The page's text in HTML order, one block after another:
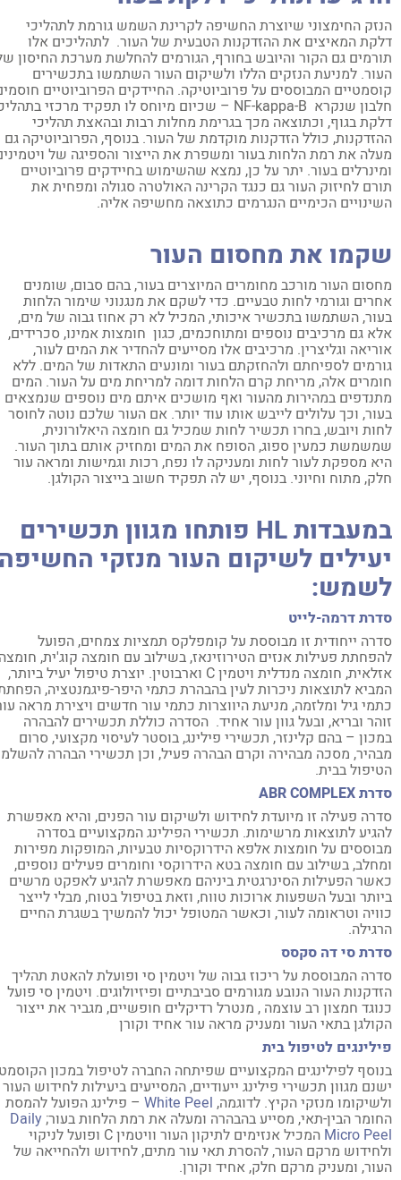
החימצוני שיוצרת החשיפה לקרינת השמש גורמת לתהליכי
המאיצים את ההזדקנות הטבעית של העור. לתהליכים אלו
גם הקור והיובש בחורף, הגורמים להחלשת מערכת החיסון של
למניעת הנזקים הללו ולשיקום העור השתמשו בתכשירים
המבוססים על פרוביוטיקה. החיידקים הפרוביוטיים חוסמים
חלבון שנקרא NF-kappa-B – שכיום מיוחס לו תפקיד מרכזי בתהליכי
בגוף, וכתוצאה מכך בגרימת מחלות רבות ובהאצת תהליכי
כולל הזדקנות מוקדמת של העור. בנוסף, הפרוביוטיקה גם
את רמת הלחות בעור ומשפרת את הייצור והספיגה של ויטמינים
בעור. יתר על כן, נמצא שהשימוש בחיידקים פרוביוטיים
לחיזוק העור גם כנגד הקרינה האולטרה סגולה ומפחית את
הכימיים הנגרמים כתוצאה מחשיפה אליה.
את מחסום העור
העור מורכב מחומרים המיוצרים בעור, בהם סבום, שומנים
וגורמי לחות טבעיים. כדי לשקם את מנגנוני שימור הלחות
השתמשו בתכשיר איכותי, המכיל לא רק אחוז גבוה של מים,
גם מרכיבים נוספים ומתוחכמים, כגון חומצות אמינו, סכרידים,
וגליצרין. מרכיבים אלו מסייעים להחדיר את המים לעור,
לספיחתם ולהחזקתם בעור ומונעים התאדות של המים. ללא
אלה, מריחת קרם הלחות דומה למריחת מים על העור. המים
במהירות מהעור ואף מושכים איתם מים נוספים שנמצאים
וכך עלולים לייבש אותו עוד יותר. אם העור שלכם נוטה לחוסר
ויובש, בחרו תכשיר לחות שמכיל גם חומצה היאלורונית,
כמעין ספוג, הסופח את המים ומחזיק אותם בתוך העור.
מספקת לעור לחות ומעניקה לו נפח, רכות וגמישות ומראה עור
מתוח וחיוני. בנוסף, יש לה תפקיד חשוב בייצור הקולגן.
HLפותחו מגוון תכשירים
לשיקום העור מנזקי החשיפה
דרמה-לייט
ייחודית זו מבוססת על קומפלקס תמציות צמחים, הפועל
פעילות אנזים הטירוזינאז, בשילוב עם חומצה קוג'ית, חומצה
אזלאית, חומצה מנדלית ויטמין C וארבוטין. יוצרת טיפול יעיל ביותר,
לתוצאות ניכרות לעין בהבהרת כתמי היפר-פיגמנטציה, הפחתת
גיל ומלזמה, מניעת היווצרות כתמי עור חדשים ויצירת מראה עור
ובריא, ובעל גוון עור אחיד. הסדרה כוללת תכשירים להבהרה
– בהם קלינזר, תכשירי פילינג, בוסטר לעיסוי מקצועי, סרום
מסכה מבהירה וקרם הבהרה פעיל, וכן תכשירי הבהרה להשלמת
בבית.
ABR COMPLEX
פעילה זו מיועדת לחידוש ולשיקום עור הפנים, והיא מאפשרת
לתוצאות מרשימות. תכשירי הפילינג המקצועיים בסדרה
על חומצות אלפא הידרוקסיות טבעיות, המופקות מפירות
בשילוב עם חומצה בטא הידרוקסי וחומרים פעילים נוספים,
הפעילות הסינרגטית ביניהם מאפשרת להגיע לאפקט מרשים
ובעל השפעות ארוכות טווח, וזאת בטיפול בטוח, מבלי לייצר
וטראומה לעור, וכאשר המטופל יכול להמשיך בשגרת החיים
סי דה סקסס
המבוססת על ריכוז גבוה של ויטמין סי ופועלת להאטת תהליך
העור הנובע מגורמים סביבתיים ופיזיולוגים. ויטמין סי פועל
חמצון רב עוצמה , מנטרל רדיקלים חופשיים, מגביר את ייצור
בתאי העור ומעניק מראה עור אחיד וקורן
לטיפול בית
לפילינגים המקצועיים שפיתחה החברה לטיפול במכון הקוסמטי,
מגוון תכשירי פילינג ייעודיים, המסייעים ביעילות לחידוש העור
מנזקי הקיץ. לדוגמה,White Peel– פילינג הפועל להמסת
הבין-תאי, מסייע בהבהרה ומעלה את רמת הלחות בעור;Daily
Micro המכיל אנזימים לתיקון העור וויטמין C ופועל לניקוי
מרקם העור, להסרת תאי עור מתים, לחידוש ולהחייאה של
ומעניק מרקם חלק, אחיד וקורן.